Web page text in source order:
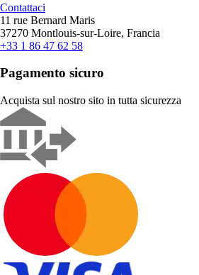
Contattaci
11 rue Bernard Maris
37270 Montlouis-sur-Loire, Francia
+33 1 86 47 62 58
Pagamento sicuro
Acquista sul nostro sito in tutta sicurezza